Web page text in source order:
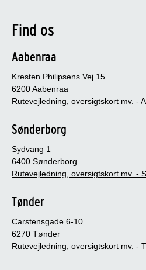
Find os
Aabenraa
Kresten Philipsens Vej 15
6200 Aabenraa
Rutevejledning, oversigtskort mv. -
Sønderborg
Sydvang 1
6400 Sønderborg
Rutevejledning, oversigtskort mv. -
Tønder
Carstensgade 6-10
6270 Tønder
Rutevejledning, oversigtskort mv. -